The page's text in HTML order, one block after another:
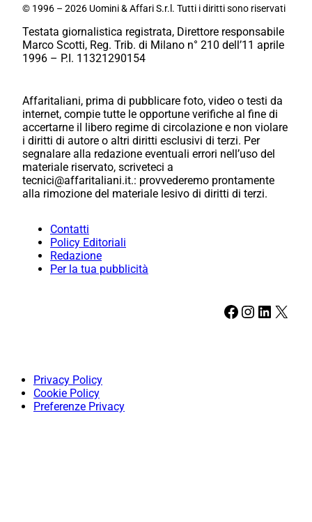
© 1996 – 2026 Uomini & Affari S.r.l. Tutti i diritti sono riservati
Testata giornalistica registrata, Direttore responsabile
Marco Scotti, Reg. Trib. di Milano n° 210 dell’11 aprile
1996 – P.I. 11321290154
Affaritaliani, prima di pubblicare foto, video o testi da
internet, compie tutte le opportune verifiche al fine di
accertarne il libero regime di circolazione e non violare
i diritti di autore o altri diritti esclusivi di terzi. Per
segnalare alla redazione eventuali errori nell’uso del
materiale riservato, scriveteci a
tecnici@affaritaliani.it.: provvederemo prontamente
alla rimozione del materiale lesivo di diritti di terzi.
Contatti
Policy Editoriali
Redazione
Per la tua pubblicità
Facebook Instagram LinkedIn X
Privacy Policy
Cookie Policy
Preferenze Privacy